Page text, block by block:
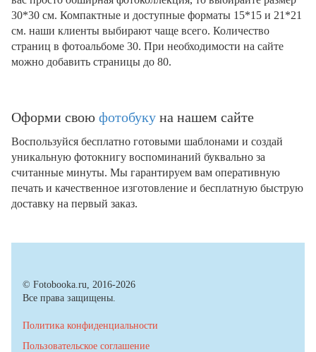
30*30 см. Компактные и доступные форматы 15*15 и 21*21
см. наши клиенты выбирают чаще всего. Количество
страниц в фотоальбоме 30. При необходимости на сайте
можно добавить страницы до 80.
Оформи свою фотобуку на нашем сайте
Воспользуйся бесплатно готовыми шаблонами и создай
уникальную фотокнигу воспоминаний буквально за
считанные минуты. Мы гарантируем вам оперативную
печать и качественное изготовление и бесплатную быструю
доставку на первый заказ.
© Fotobooka.ru, 2016-2026
Все права защищены.
Политика конфиденциальности
Пользовательское соглашение